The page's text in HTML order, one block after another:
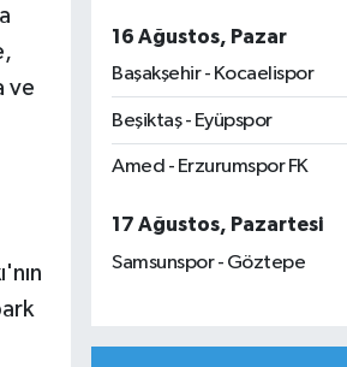
ve
16 Ağustos, Pazar
Başakşehir - Kocaelispor
Beşiktaş - Eyüpspor
Amed - Erzurumspor FK
17 Ağustos, Pazartesi
Samsunspor - Göztepe